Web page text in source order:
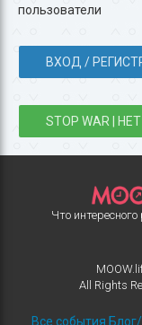
пользователи
ВХОД /
STOP WAR |
Что
All Rights
Все события